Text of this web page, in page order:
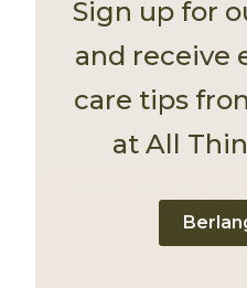
Sign up for
and receive
care tips
at All